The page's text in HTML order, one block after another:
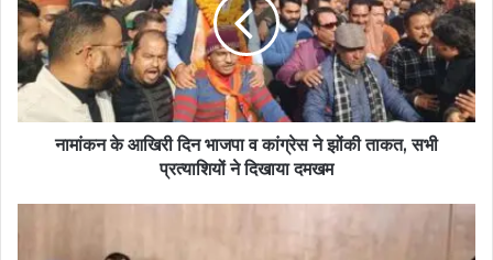
नामांकन के आखिरी दिन भाजपा व कांग्रेस ने झोंकी ताकत, सभी
प्रत्याशियों ने दिखाया दमखम